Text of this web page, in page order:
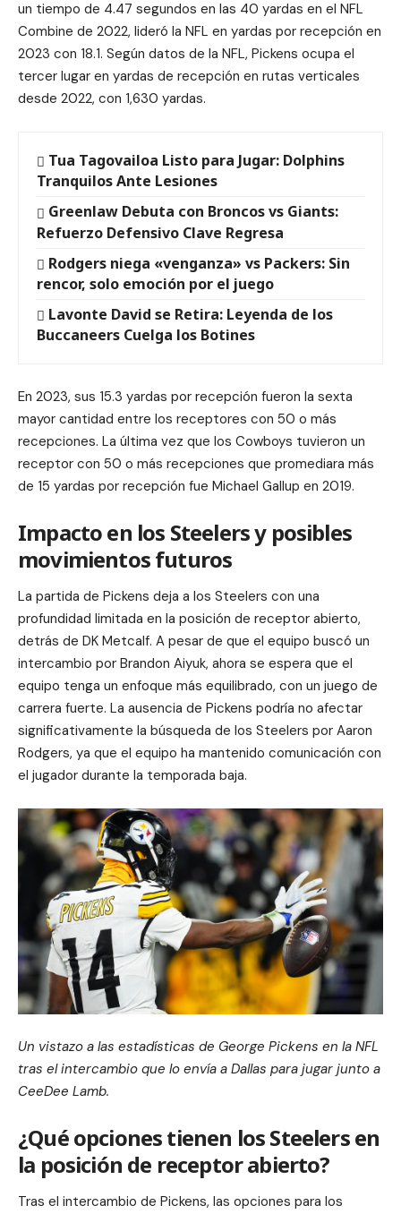
un tiempo de 4.47 segundos en las 40 yardas en el NFL
Combine de 2022, lideró la NFL en yardas por recepción en
2023 con 18.1. Según datos de la NFL, Pickens ocupa el
tercer lugar en yardas de recepción en rutas verticales
desde 2022, con 1,630 yardas.
Tua Tagovailoa Listo para Jugar: Dolphins
Tranquilos Ante Lesiones
Greenlaw Debuta con Broncos vs Giants:
Refuerzo Defensivo Clave Regresa
Rodgers niega «venganza» vs Packers: Sin
rencor, solo emoción por el juego
Lavonte David se Retira: Leyenda de los
Buccaneers Cuelga los Botines
En 2023, sus 15.3 yardas por recepción fueron la sexta
mayor cantidad entre los receptores con 50 o más
recepciones. La última vez que los Cowboys tuvieron un
receptor con 50 o más recepciones que promediara más
de 15 yardas por recepción fue Michael Gallup en 2019.
Impacto en los Steelers y posibles
movimientos futuros
La partida de Pickens deja a los Steelers con una
profundidad limitada en la posición de receptor abierto,
detrás de DK Metcalf. A pesar de que el equipo buscó un
intercambio por Brandon Aiyuk, ahora se espera que el
equipo tenga un enfoque más equilibrado, con un juego de
carrera fuerte. La ausencia de Pickens podría no afectar
significativamente la búsqueda de los Steelers por Aaron
Rodgers, ya que el equipo ha mantenido comunicación con
el jugador durante la temporada baja.
Un vistazo a las estadísticas de George Pickens en la NFL
tras el intercambio que lo envía a Dallas para jugar junto a
CeeDee Lamb.
¿Qué opciones tienen los Steelers en
la posición de receptor abierto?
Tras el intercambio de Pickens, las opciones para los